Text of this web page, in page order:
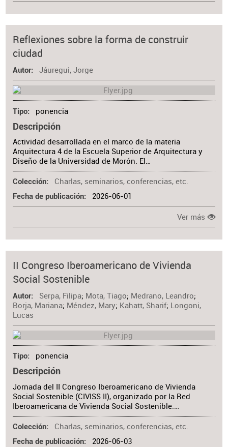
Reflexiones sobre la forma de construir
ciudad
Autor Jáuregui, Jorge
Tipo ponencia
Descripción
Actividad desarrollada en el marco de la materia
Arquitectura 4 de la Escuela Superior de Arquitectura y
Diseño de la Universidad de Morón. El…
Colección Charlas, seminarios, conferencias, etc.
Fecha de publicación 2026-06-01
Ver más
II Congreso Iberoamericano de Vivienda
Social Sostenible
Autor Serpa, Filipa; Mota, Tiago; Medrano, Leandro;
Borja, Mariana; Méndez, Mary; Kahatt, Sharif; Longoni,
Lucas
Tipo ponencia
Descripción
Jornada del II Congreso Iberoamericano de Vivienda
Social Sostenible (CIVISS II), organizado por la Red
Iberoamericana de Vivienda Social Sostenible.…
Colección Charlas, seminarios, conferencias, etc.
Fecha de publicación 2026-06-03